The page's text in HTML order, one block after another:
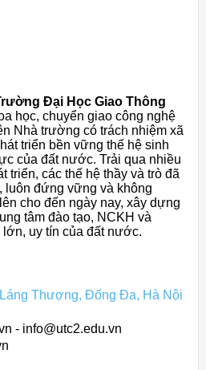
Đại Học Giao Thông
học, chuyển giao công nghệ
Nhà trường có trách nhiệm xã
triển bền vững thế hệ sinh
của đất nước. Trải qua nhiều
triển, các thế hệ thầy và trò đã
luôn đứng vững và không
cho đến ngày nay, xây dựng
tâm đào tạo, NCKH và
uy tín của đất nước.
Thượng, Đống Đa, Hà Nội
- info@utc2.edu.vn